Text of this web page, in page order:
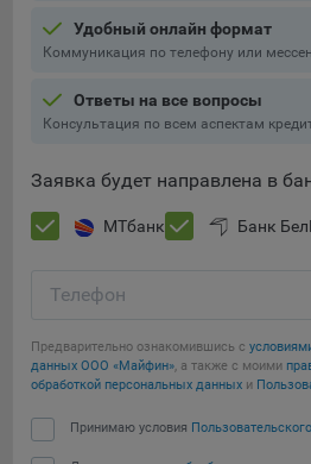
info@myfin.by
Аналитические Cookie
Отключение аналитических
принимать меры по
исходя из предпочтений
пользователей сайта.
статистических cookies:
предоставляемый ООО «Яндекс».
Удобный онлайн формат
Коммуникация по телефону или
Ответы на все вопросы
Консультация по всем аспектам
Заявка будет направлена в
МТбанк Банк
Телефон
Предварительно ознакомившись с
данных ООО «Майфин», а также с моими
обработкой персональных данных и
Принимаю условия